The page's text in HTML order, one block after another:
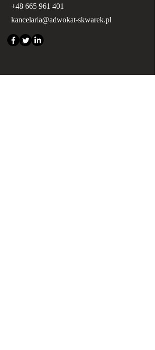
+48 665 961 401
kancelaria@adwokat-skwarek.pl